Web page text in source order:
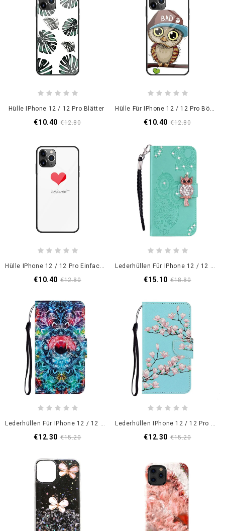
Hülle IPhone 12 / 12 Pro Blätter
€10.40 €12.80
Hülle Für IPhone 12 / 12 Pro Böse Eule
€10.40 €12.80
Hülle IPhone 12 / 12 Pro Einfach Geliebt Werden
€10.40 €12.80
Lederhüllen Für IPhone 12 / 12 Pro Grau Eulenmandala Und Charme
€15.10 €18.80
Lederhüllen Für IPhone 12 / 12 Pro Auffälliges Mandala Mit Tanga
€12.30 €15.20
Lederhüllen IPhone 12 / 12 Pro Tangastrauch
€12.30 €15.20